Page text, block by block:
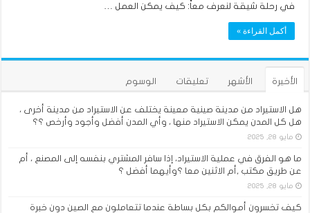
في رحلة شيقة لنعرف معاً: كيف يمكن العمل …
أكمل القراءة »
الأخيرة الأشهر تعليقات الوسوم
هل الاستيراد من مدينة صينية معينة يختلف عن الاستيراد من مدينة أخرى ،
هل كل المدن يمكن الاستيراد منها ، وأي المدن أفضل وأجود وأرخص ؟؟
مايو 28, 2025
ما هو الفرق في عملية الاستيراد، إذا سافر المشتري بنفسه إلى المصنع ، أم
عن طريق مكتب ,أم الاثنين معا ؟وأيهما أفضل ؟
مايو 28, 2025
كيف تخسرون أموالكم بكل بساطة عندما تتعاملون مع الصين دون خبرة